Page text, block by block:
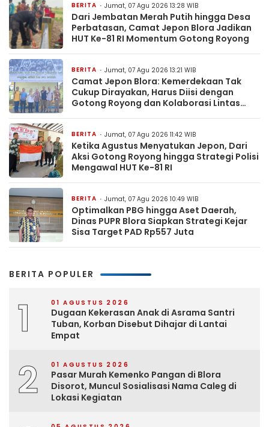
BERITA Jumat, 07 Agu 2026 13:28 WIB
Dari Jembatan Merah Putih hingga Desa
Perbatasan, Camat Jepon Blora Jadikan
HUT Ke-81 RI Momentum Gotong Royong
BERITA Jumat, 07 Agu 2026 13:21 WIB
Camat Jepon Blora: Kemerdekaan Tak
Cukup Dirayakan, Harus Diisi dengan
Gotong Royong dan Kolaborasi Lintas
BERITA Jumat, 07 Agu 2026 11:42 WIB
Ketika Agustus Menyatukan Jepon, Dari
Aksi Gotong Royong hingga Strategi Polisi
Mengawal HUT Ke-81 RI
BERITA Jumat, 07 Agu 2026 10:49 WIB
Optimalkan PBG hingga Aset Daerah,
Dinas PUPR Blora Siapkan Strategi Kejar
Sisa Target PAD Rp557 Juta
BERITA POPULER
1 01 AGUSTUS 2026
Dugaan Kekerasan Anak di Asrama Santri
Tuban, Korban Disebut Dihajar di Lantai
Empat
2 01 AGUSTUS 2026
Pasar Murah Kemenko Pangan di Blora
Disorot, Muncul Sosialisasi Nama Caleg di
Lokasi Kegiatan